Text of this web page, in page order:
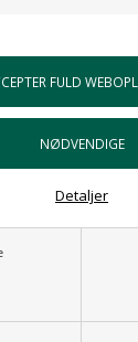
Detaljer
skyllekant på
er både
i andre
blank sort, mat
toilet og